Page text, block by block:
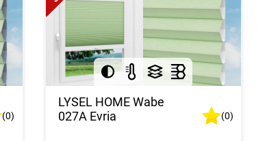
(0)
LYSEL HOME Wabe
027A Evria
(0)